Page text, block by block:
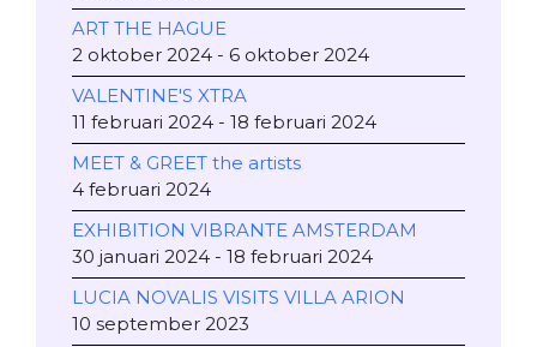
ART THE HAGUE
2 oktober 2024 - 6 oktober 2024
VALENTINE'S XTRA
11 februari 2024 - 18 februari 2024
MEET & GREET the artists
4 februari 2024
EXHIBITION VIBRANTE AMSTERDAM
30 januari 2024 - 18 februari 2024
LUCIA NOVALIS VISITS VILLA ARION
10 september 2023